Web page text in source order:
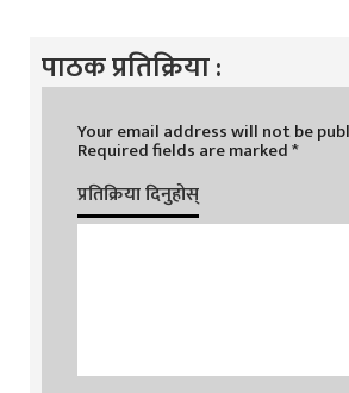
पाठक प्रतिक्रिया :
Your email address will not be
Required fields are marked*
प्रतिक्रिया दिनुहोस्